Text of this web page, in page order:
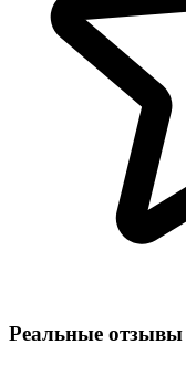
Реальные отзывы